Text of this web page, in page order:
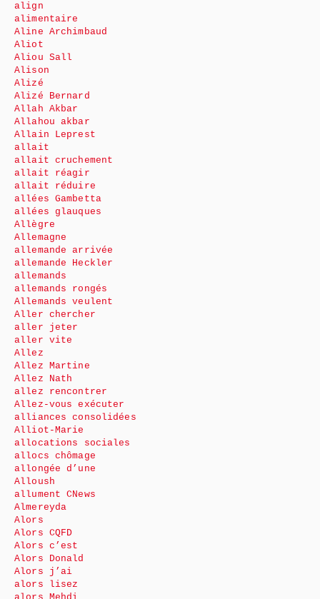
align
alimentaire
Aline Archimbaud
Aliot
Aliou Sall
Alison
Alizé
Alizé Bernard
Allah Akbar
Allahou akbar
Allain Leprest
allait
allait cruchement
allait réagir
allait réduire
allées Gambetta
allées glauques
Allègre
Allemagne
allemande arrivée
allemande Heckler
allemands
allemands rongés
Allemands veulent
Aller chercher
aller jeter
aller vite
Allez
Allez Martine
Allez Nath
allez rencontrer
Allez-vous exécuter
alliances consolidées
Alliot-Marie
allocations sociales
allocs chômage
allongée d’une
Alloush
allument CNews
Almereyda
Alors
Alors CQFD
Alors c’est
Alors Donald
Alors j’ai
alors lisez